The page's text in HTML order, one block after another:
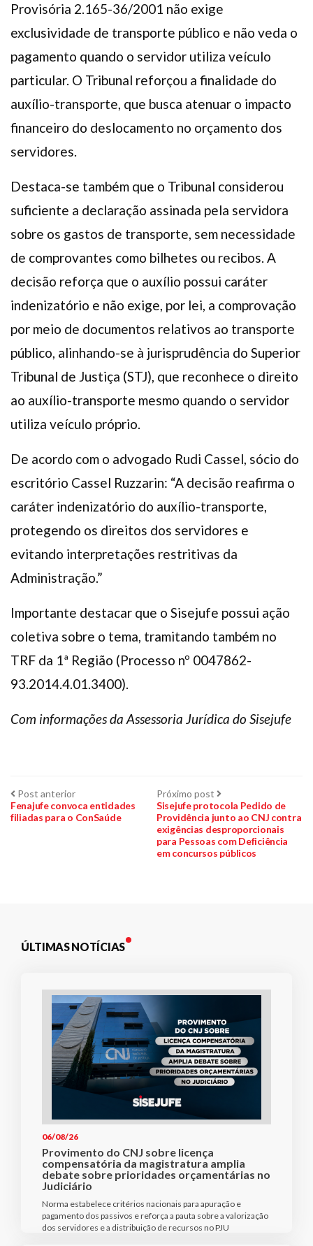
Provisória 2.165-36/2001 não exige
exclusividade de transporte público e não veda o
pagamento quando o servidor utiliza veículo
particular. O Tribunal reforçou a finalidade do
auxílio-transporte, que busca atenuar o impacto
financeiro do deslocamento no orçamento dos
servidores.
Destaca-se também que o Tribunal considerou
suficiente a declaração assinada pela servidora
sobre os gastos de transporte, sem necessidade
de comprovantes como bilhetes ou recibos. A
decisão reforça que o auxílio possui caráter
indenizatório e não exige, por lei, a comprovação
por meio de documentos relativos ao transporte
público, alinhando-se à jurisprudência do Superior
Tribunal de Justiça (STJ), que reconhece o direito
ao auxílio-transporte mesmo quando o servidor
utiliza veículo próprio.
De acordo com o advogado Rudi Cassel, sócio do
escritório Cassel Ruzzarin: “A decisão reafirma o
caráter indenizatório do auxílio-transporte,
protegendo os direitos dos servidores e
evitando interpretações restritivas da
Administração.”
Importante destacar que o Sisejufe possui ação
coletiva sobre o tema, tramitando também no
TRF da 1ª Região (Processo nº 0047862-
93.2014.4.01.3400).
Com informações da Assessoria Jurídica do Sisejufe
Navegação
de
Post anteriorPost
anterior:
Fenajufe convoca entidades
filiadas para o ConSaúde
Próximo post Próximo
post:
Sisejufe protocola Pedido de
Providência junto ao CNJ contra
exigências desproporcionais
para Pessoas com Deficiência
em concursos públicos
ÚLTIMAS NOTÍCIAS
06/08/26
Provimento do CNJ sobre licença
compensatória da magistratura amplia
debate sobre prioridades orçamentárias no
Judiciário
Norma estabelece critérios nacionais para apuração e
pagamento dos passivos e reforça a pauta sobre a valorização
dos servidores e a distribuição de recursos no PJU